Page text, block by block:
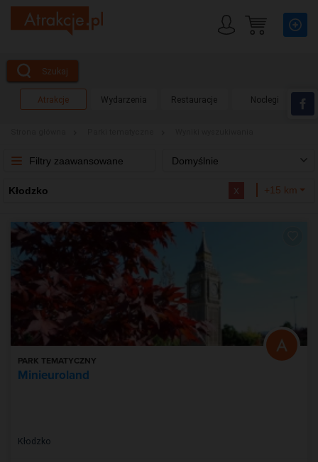
Szukaj
Atrakcje Wydarzenia Restauracje Noclegi
Filtry zaawansowane Domyślnie
Kłodzko x +15 km
PARK TEMATYCZNY
Minieuroland
Kłodzko